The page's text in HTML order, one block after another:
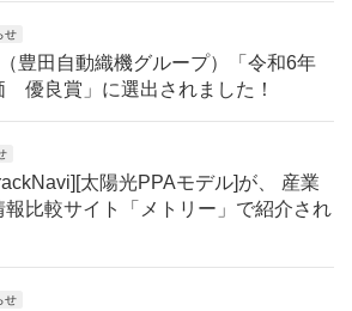
せ
豊田自動織機グループ）「令和6年
優良賞」に選出されました！
太陽光PPAモデル]が、 産業
報比較サイト「メトリー」で紹介され
せ